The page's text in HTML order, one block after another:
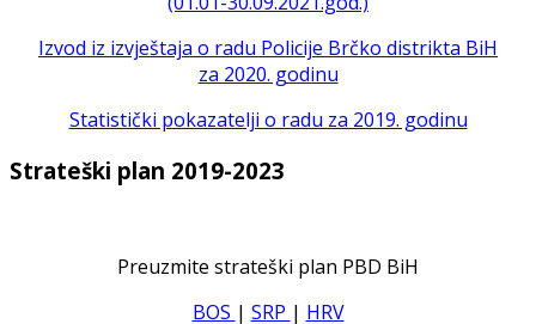
Izvod iz izvještaja o radu Policije Brčko distrikta BiH
za 2020. godinu
Statistički pokazatelji o radu za 2019. godinu
Strateški plan 2019-2023
Preuzmite strateški plan PBD BiH
BOS | SRP | HRV